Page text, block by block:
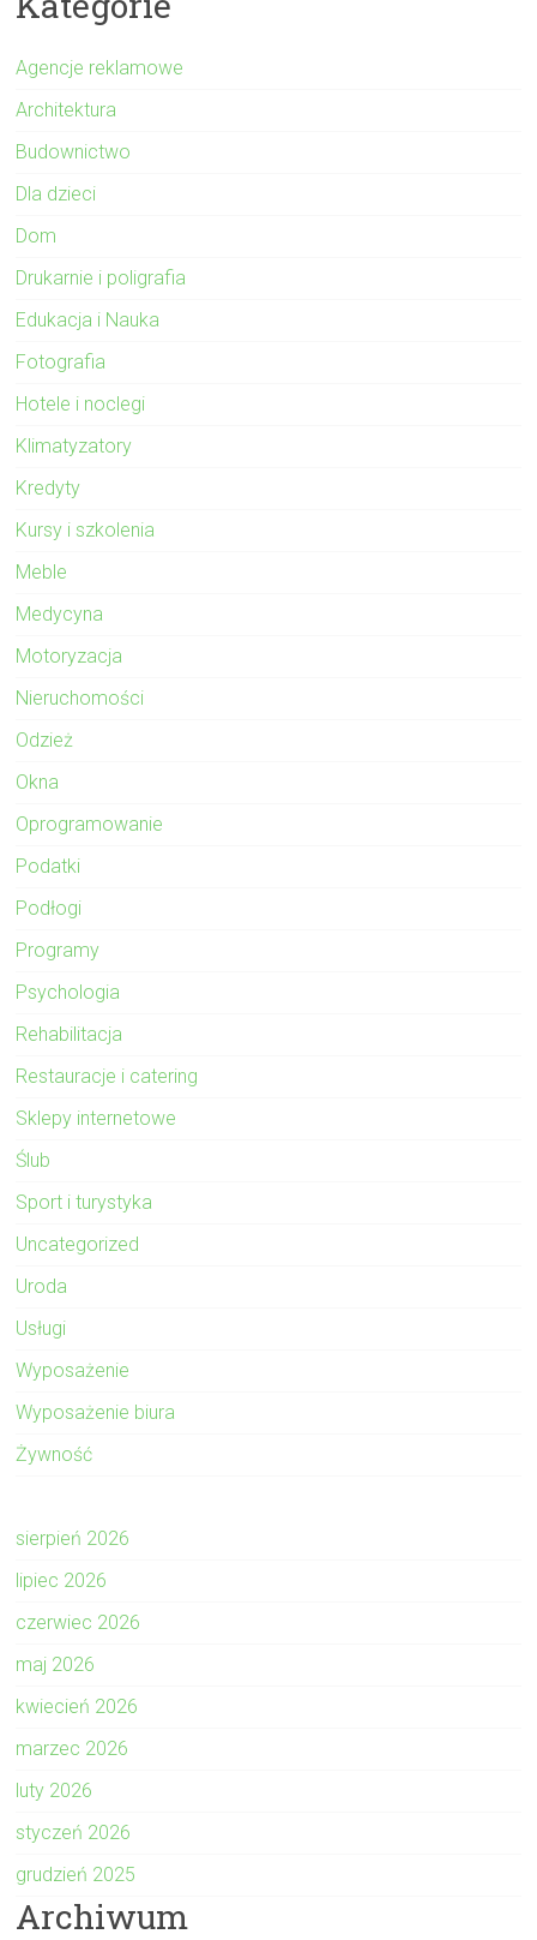
Agencje reklamowe
Architektura
Budownictwo
Dla dzieci
Dom
Drukarnie i poligrafia
Edukacja i Nauka
Fotografia
Hotele i noclegi
Klimatyzatory
Kredyty
Kursy i szkolenia
Meble
Medycyna
Motoryzacja
Nieruchomości
Odzież
Okna
Oprogramowanie
Podatki
Podłogi
Programy
Psychologia
Rehabilitacja
Restauracje i catering
Sklepy internetowe
Ślub
Sport i turystyka
Uncategorized
Uroda
Usługi
Wyposażenie
Wyposażenie biura
Żywność
sierpień 2026
lipiec 2026
czerwiec 2026
maj 2026
kwiecień 2026
marzec 2026
luty 2026
styczeń 2026
grudzień 2025
Archiwum